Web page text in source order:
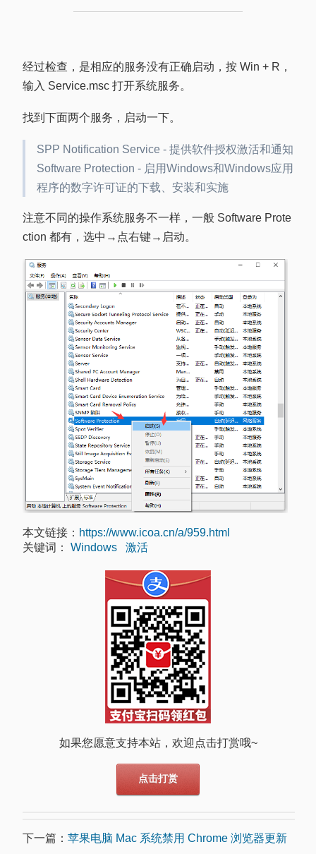
经过检查，是相应的服务没有正确启动，按 Win + R，
输入 Service.msc 打开系统服务。
找到下面两个服务，启动一下。
SPP Notification Service - 提供软件授权激活和通知
Software Protection - 启用Windows和Windows应用
程序的数字许可证的下载、安装和实施
注意不同的操作系统服务不一样，一般 Software Prote
ction 都有，选中→点右键→启动。
本文链接： https://www.icoa.cn/a/959.html
关键词： Windows 激活
如果您愿意支持本站，欢迎点击打赏哦~
点击打赏
下一篇： 苹果电脑 Mac 系统禁用 Chrome 浏览器更新